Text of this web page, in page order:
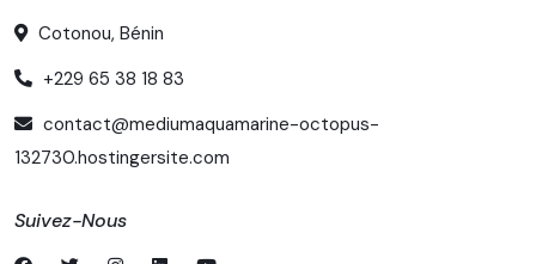
Cotonou, Bénin
+229 65 38 18 83
contact@mediumaquamarine-octopus-
132730.hostingersite.com
Suivez-Nous